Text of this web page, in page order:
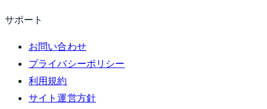
サポート
お問い合わせ
プライバシーポリシー
利用規約
サイト運営方針